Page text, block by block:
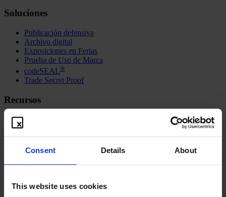
Consent Details About
This website uses cookies
Soluciones
Publicación defensiva
Archivo digital
Exposiciones en Ferias
Prueba de Uso de Marca
codeSEAL®
Trade Secret Proof
Recursos
Contacto
Blog
Sindicación